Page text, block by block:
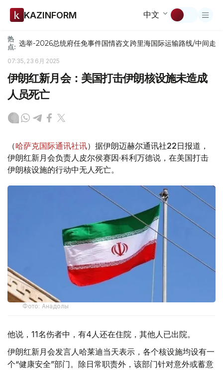
KAZINFORM 中文
热
点: 选举-2026总统府任免事件国情咨文跨里海国际运输路线/中间走廊
07:35, 23 6月 2025
伊朗红新月会：美国打击伊朗核设施未造成
人员死亡
（哈萨克国际通讯社讯）据伊朗迈赫尔通讯社22日报道，
伊朗红新月会负责人皮尔侯赛因·科利万德说，在美国打击
伊朗核设施的行动中无人死亡。
Фото: Анадолы
他说，11名伤者中，有4人还在住院，其他人已出院。
伊朗红新月会发言人哈莱迪当天表示，各个核设施均设有一
个“健康安全”部门。除日常职责外，该部门针对意外或蓄意